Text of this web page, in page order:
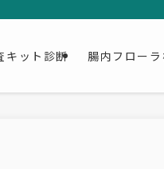
キット診断 腸内フロー